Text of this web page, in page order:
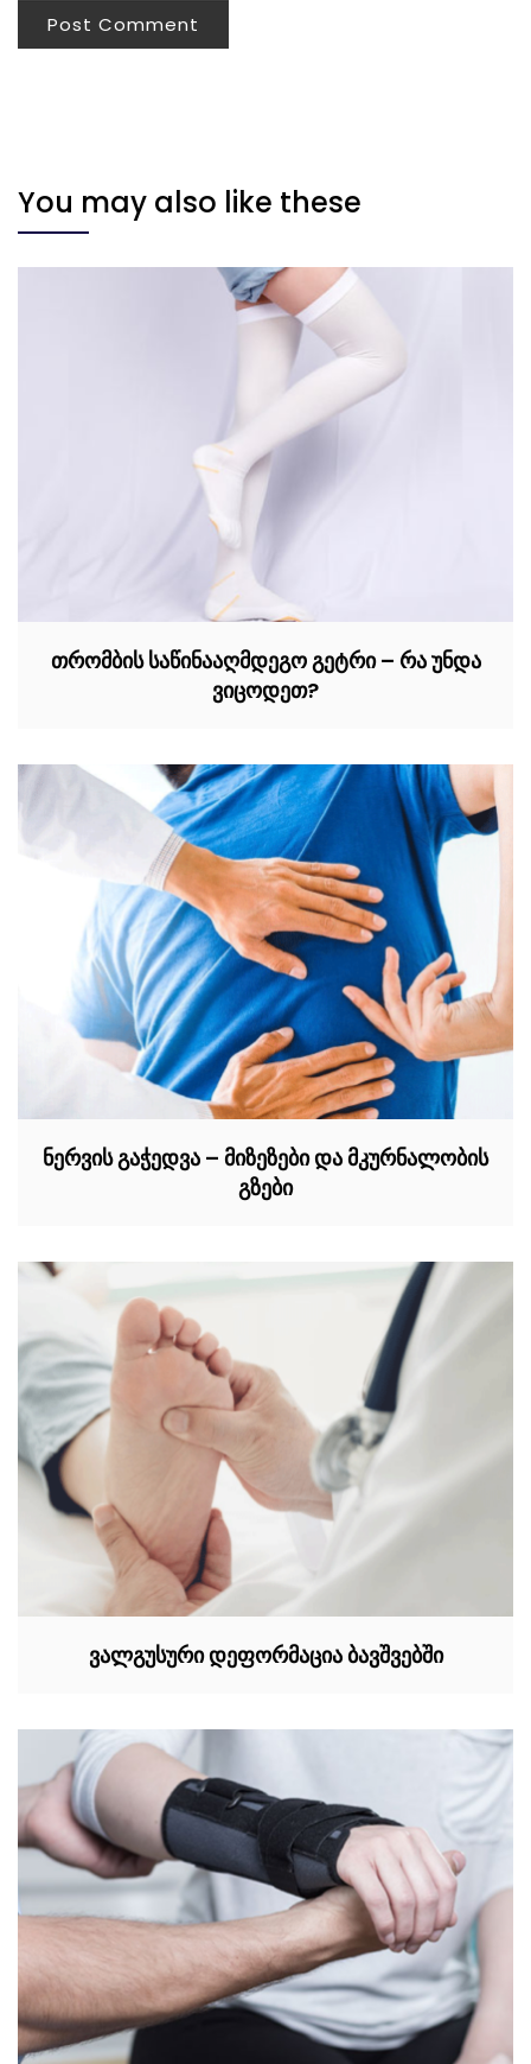
You may also like these
თრომბის საწინააღმდეგო გეტრი – რა უნდა
ვიცოდეთ?
ნერვის გაჭედვა – მიზეზები და მკურნალობის
გზები
ვალგუსური დეფორმაცია ბავშვებში